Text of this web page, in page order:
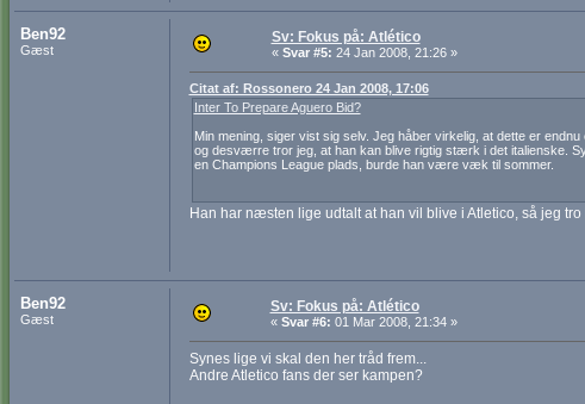
Ben92
Gæst
Sv: Fokus på: Atlético
« Svar #5: 24 Jan 2008, 21:26 »
Citat af: Rossonero 24 Jan 2008, 17:06
Inter To Prepare Aguero Bid?
Min mening, siger vist sig selv. Jeg håber virkelig, at dette er
og desværre tror jeg, at han kan blive rigtig stærk i det italienske.
en Champions League plads, burde han være væk til sommer.
Han har næsten lige udtalt at han vil blive i Atletico, så jeg tro
Ben92
Gæst
Sv: Fokus på: Atlético
« Svar #6: 01 Mar 2008, 21:34 »
Synes lige vi skal den her tråd frem...
Andre Atletico fans der ser kampen?